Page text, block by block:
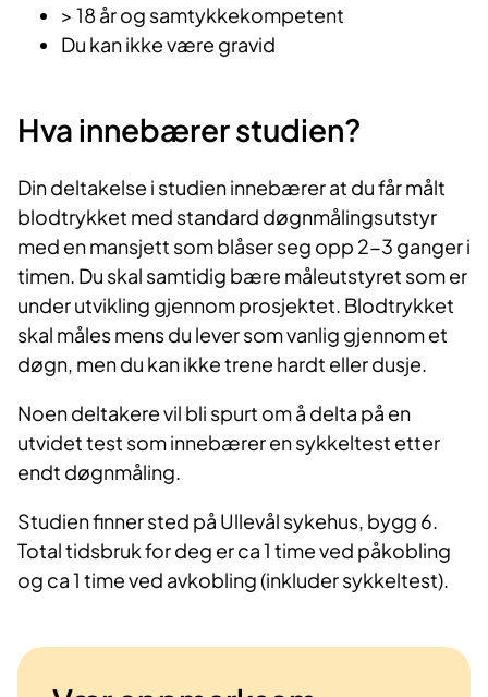
> 18 år og samtykkekompetent
Du kan ikke være gravid
Hva innebærer studien?
Din deltakelse i studien innebærer at du får målt
blodtrykket med standard døgnmålingsutstyr
med en mansjett som blåser seg opp 2-3 ganger i
timen. Du skal samtidig bære måleutstyret som er
under utvikling gjennom prosjektet. Blodtrykket
skal måles mens du lever som vanlig gjennom et
døgn, men du kan ikke trene hardt eller dusje.
Noen deltakere vil bli spurt om å delta på en
utvidet test som innebærer en sykkeltest etter
endt døgnmåling.
Studien finner sted på Ullevål sykehus, bygg 6.
Total tidsbruk for deg er ca 1 time ved påkobling
og ca 1 time ved avkobling (inkluder sykkeltest).